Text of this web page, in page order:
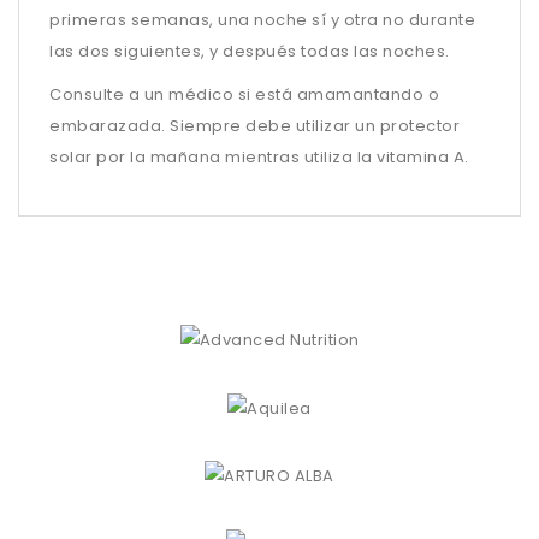
primeras semanas, una noche sí y otra no durante
las dos siguientes, y después todas las noches.
Consulte a un médico si está amamantando o
embarazada. Siempre debe utilizar un protector
solar por la mañana mientras utiliza la vitamina A.